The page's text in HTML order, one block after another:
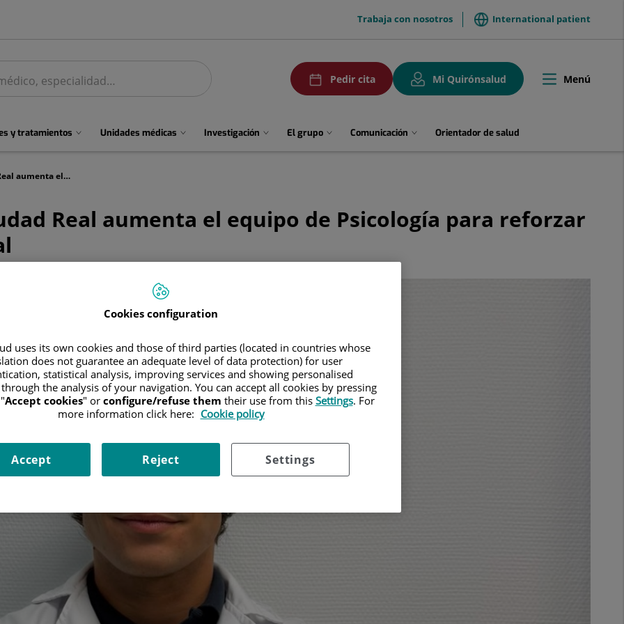
menuTop
Trabaja con nosotros International patient
menuPedirCita
Pedir cita
Mi Quirónsalud
Toggle
Menú
y tratamientos Unidades médicas Investigación El grupo Comunicación Orientador de salud
El Hospital Quirónsalud Ciudad Real aumenta el equipo de Psicología para reforzar la atención en salud mental
Real aumenta el equipo de Psicología para reforzar
Cookies configuration
uses its own cookies and those of third parties (located in countries whose
does not guarantee an adequate level of data protection) for user
statistical analysis, improving services and showing personalised
the analysis of your navigation. You can accept all cookies by pressing
Accept cookies" or configure/refuse them their use from this Settings. For
more information click here: Cookie policy
Settings
Reject
Accept